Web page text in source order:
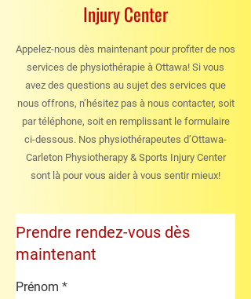
Injury Center
Appelez-nous dès maintenant pour profiter de nos
services de physiothérapie à Ottawa! Si vous
avez des questions au sujet des services que
nous offrons, n’hésitez pas à nous contacter, soit
par téléphone, soit en remplissant le formulaire
ci-dessous. Nos physiothérapeutes d’Ottawa-
Carleton Physiotherapy & Sports Injury Center
sont là pour vous aider à vous sentir mieux!
Prendre rendez-vous dès
maintenant
Prénom